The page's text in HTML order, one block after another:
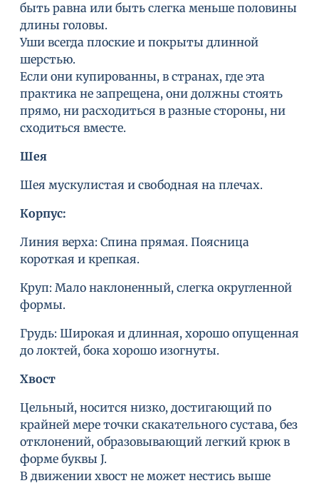
быть равна или быть слегка меньше половины
длины головы.
Уши всегда плоские и покрыты длинной
шерстью.
Если они купированны, в странах, где эта
практика не запрещена, они должны стоять
прямо, ни расходиться в разные стороны, ни
сходиться вместе.
Шея
Шея мускулистая и свободная на плечах.
Корпус:
Линия верха: Спина прямая. Поясница
короткая и крепкая.
Круп: Мало наклоненный, слегка округленной
формы.
Грудь: Широкая и длинная, хорошо опущенная
до локтей, бока хорошо изогнуты.
Хвост
Цельный, носится низко, достигающий по
крайней мере точки скакательного сустава, без
отклонений, образовывающий легкий крюк в
форме буквы J.
В движении хвост не может нестись выше